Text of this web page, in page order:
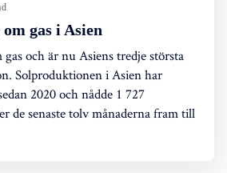
gas i Asien
och är nu Asiens tredje största
Solproduktionen i Asien har
2020 och nådde 1 727
de senaste tolv månaderna fram till